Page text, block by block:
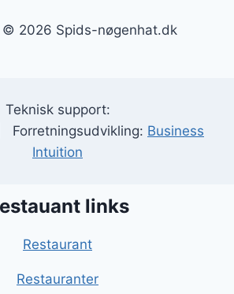
© 2026 Spids-nøgenhat.dk
Teknisk support:
Business
Intuition
links
Restaurant
Restauranter